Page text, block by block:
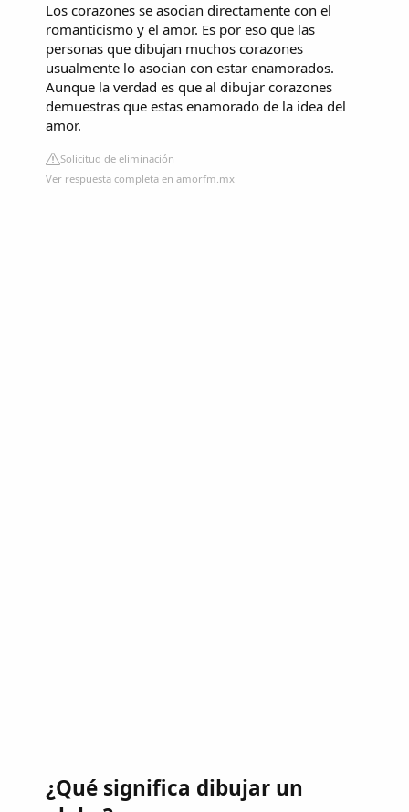
Los corazones se asocian directamente con el
romanticismo y el amor. Es por eso que las
personas que dibujan muchos corazones
usualmente lo asocian con estar enamorados.
Aunque la verdad es que al dibujar corazones
demuestras que estas enamorado de la idea del
amor.
Solicitud de eliminación
Ver respuesta completa en amorfm.mx
¿Qué significa dibujar un